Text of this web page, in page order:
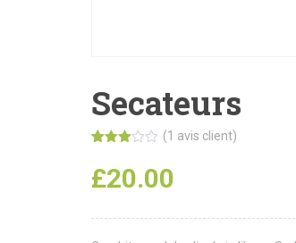
Secateurs
3.00
sur 5
basé
notation
(1 avis client)
£20.00